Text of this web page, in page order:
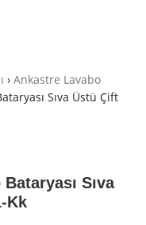
› Ankastre Lavabo
Sıva Üstü Çift
Sıva
Kk